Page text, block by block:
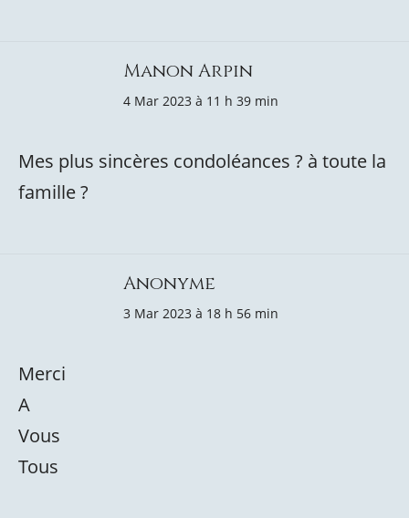
Manon Arpin
4 Mar 2023 à 11 h 39 min
Mes plus sincères condoléances ? à toute la
famille ?
Anonyme
3 Mar 2023 à 18 h 56 min
Merci
A
Vous
Tous